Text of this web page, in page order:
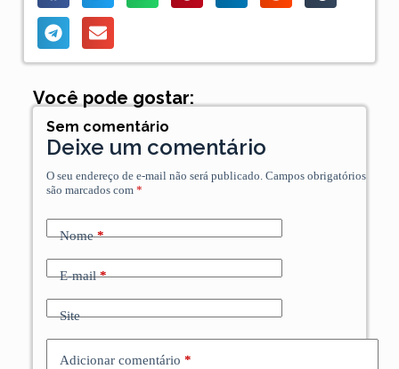
Você pode gostar:
Sem comentário
Deixe um comentário
O seu endereço de e-mail não será publicado. Campos obrigatórios
são marcados com *
Nome*
E-mail*
Site
Adicionar comentário *